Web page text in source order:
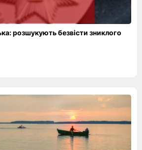
розшукують безвісти зниклого